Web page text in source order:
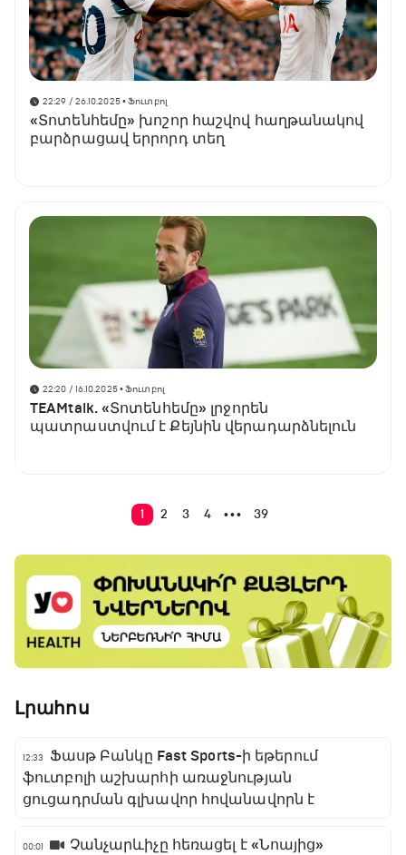
22:29 / 26.10.2025• Ֆուտբոլ
«Տոտենհեմը» խոշոր հաշվով հաղթանակով
բարձրացավ երրորդ տեղ
22:20 / 16.10.2025• Ֆուտբոլ
TEAMtalk. «Տոտենհեմը» լրջորեն
պատրաստվում է Քեյնին վերադարձնելուն
1 2 3 4 ••• 39
Լրահոս
12:33
Ֆասթ Բանկը Fast Sports-ի եթերում
ֆուտբոլի աշխարհի առաջնության
ցուցադրման գլխավոր հովանավորն է
00:01 Չանչարևիչը հեռացել է «Նոայից»